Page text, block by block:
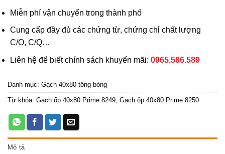
Miễn phí vận chuyển trong thành phố
Cung cấp đầy đủ các chứng từ, chứng chỉ chất lượng
C/O, C/Q…
Liên hệ để biết chính sách khuyến mãi: 0965.586.589
Danh mục: Gạch 40x80 tông bóng
Từ khóa: Gạch ốp 40x80 Prime 8249 Gạch ốp 40x80 Prime 8250
Mô tả